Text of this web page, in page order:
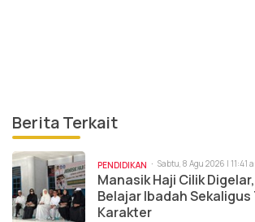
Berita Terkait
PENDIDIKAN Sabtu, 8 Agu 2026 | 11:41
Manasik Haji Cilik
Belajar Ibadah Sekaligus
Karakter